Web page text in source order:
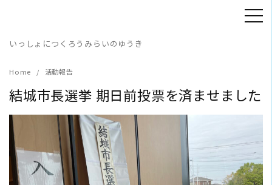
content
いっしょにつくろうみらいのゆうき
Home 活動報告
結城市長選挙 期日前投票を済ませました